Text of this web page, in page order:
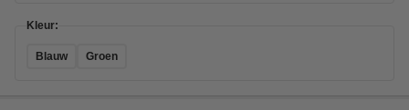
Kleur:
Blauw Groen